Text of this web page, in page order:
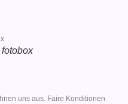
uns aus. Faire Konditionen